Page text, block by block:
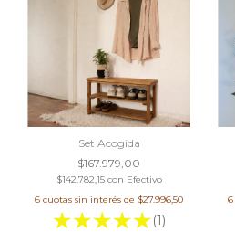
Set Acogida
$167.979,00
$142.782,15 con Efectivo
6 cuotas sin interés de $27.996,50
(1)
6